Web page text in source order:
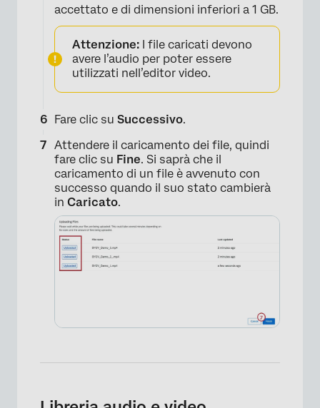
×
accettato e di dimensioni inferiori a 1 GB.
Attenzione: I file caricati devono
avere l’audio per poter essere
utilizzati nell’editor video.
Fare clic su Successivo.
Attendere il caricamento dei file, quindi
fare clic su Fine. Si saprà che il
caricamento di un file è avvenuto con
successo quando il suo stato cambierà
in Caricato.